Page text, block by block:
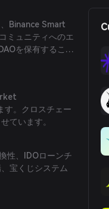
Binance Smart
ミュニティへのエ
を保有すること
５％の手数料が
ます。
す。クロスチェー
ています。
性、IDOローンチ
宝くじシステム